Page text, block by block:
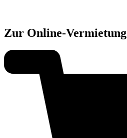
Zur Online-Vermietung